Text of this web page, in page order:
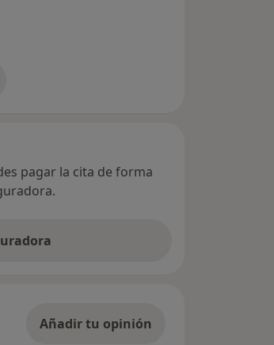
pagar la cita de forma
Añadir tu opinión